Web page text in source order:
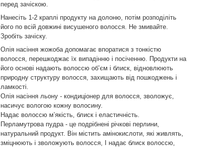
перед зачіскою.
Нанесіть 1-2 краплі продукту на долоню, потім розподіліть
його по всій довжині висушеного волосся. Не змивайте.
Зробіть зачіску.
Олія насіння жожоба допомагає впоратися з тонкістю
волосся, перешкоджає їх випадінню і посіченню. Продукти на
його основі надають волоссю обʼєм і блиск, відновлюють
природну структуру волосся, захищають від пошкоджень і
ламкості.
Олія насіння льону - кондиціонер для волосся, зволожує,
насичує вологою кожну волосину.
Надає волоссю мʼякість, блиск і еластичність.
Перламутрова пудра - це подрібнені річкові перлини,
натуральний продукт. Він містить амінокислоти, які живлять,
зміцнюють і зволожують волосся, І надає блиск волоссю,